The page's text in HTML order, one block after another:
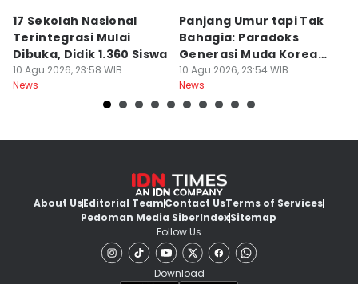
17 Sekolah Nasional
Terintegrasi Mulai
Dibuka, Didik 1.360 Siswa
10 Agu 2026, 23:58 WIB
News
Panjang Umur tapi Tak
Bahagia: Paradoks
Generasi Muda Korea
Selatan
10 Agu 2026, 23:54 WIB
News
About UsEditorial TeamContact UsTerms of Services
Pedoman Media SiberIndexSitemap
Follow Us
Download